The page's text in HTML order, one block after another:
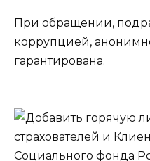
При обращении,
коррупцией,
гарантирована.